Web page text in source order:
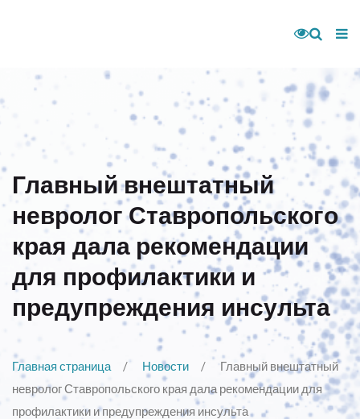
Главный внештатный
невролог Ставропольского
края дала рекомендации
для профилактики и
предупреждения инсульта
Главная страница Новости
Главный внештатный
невролог Ставропольского края дала рекомендации для
профилактики и предупреждения инсульта